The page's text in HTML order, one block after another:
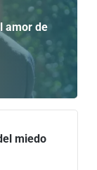
amor de
miedo